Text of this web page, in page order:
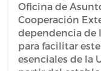
Oficina de
Cooperación
dependencia de
para facilitar
esenciales de la